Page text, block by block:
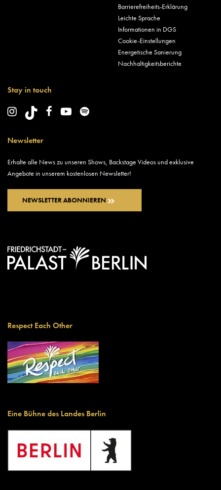
Barrierefreiheits-Erklärung
Leichte Sprache
Informationen in DGS
Cookie-Einstellungen
Energetische Sanierung
Nachhaltigkeitsberichte
Stay in touch
Newsletter
Erhalte alle News zu unseren Shows, Backstage Videos und exklusive
Angebote in unserem kostenlosen Newsletter!
NEWSLETTER ABONNIEREN
Respect Each Other
Eine Bühne des Landes Berlin